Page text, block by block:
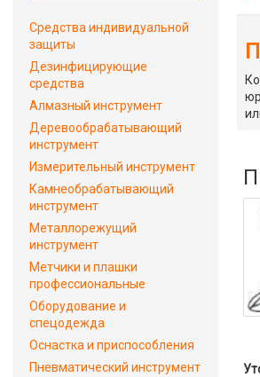
Средства индивидуальной
защиты
Дезинфицирующие
средства
Алмазный инструмент
Деревообрабатывающий
инструмент
Измерительный инструмент
Камнеобрабатывающий
инструмент
Металлорежущий
инструмент
Метчики и плашки
профессиональные
Оборудование и
спецодежда
Оснастка и приспособления
Пневматический инструмент